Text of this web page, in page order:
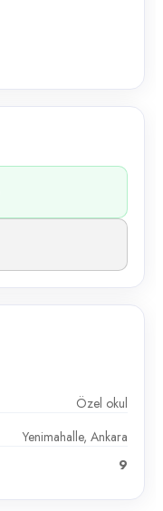
Özel okul
Yenimahalle, Ankara
9